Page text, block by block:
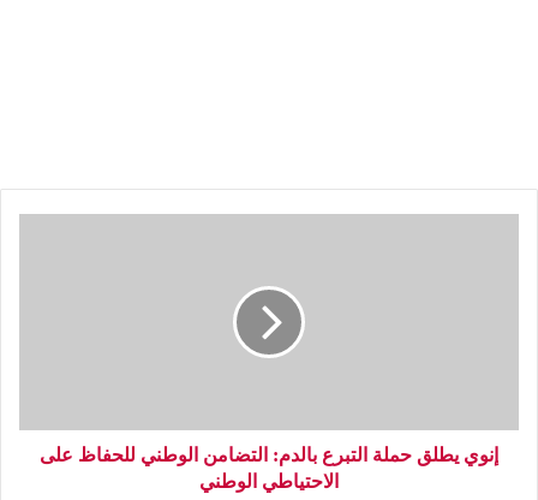
إنوي يطلق حملة التبرع بالدم: التضامن الوطني للحفاظ على
الاحتياطي الوطني